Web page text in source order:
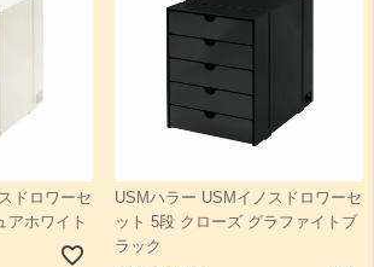
ドロワーセ
アホワイト
USMハラー USMイノスドロワーセ
ット 5段 クローズ グラファイトブ
ラック